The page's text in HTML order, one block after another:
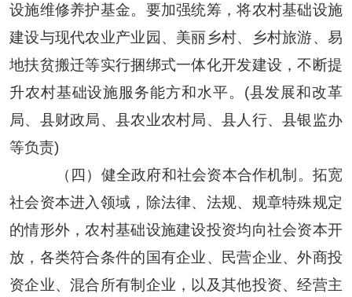
设施维修养护基金。要加强统筹，将农村基础设施
建设与现代农业产业园、美丽乡村、乡村旅游、易
地扶贫搬迁等实行捆绑式一体化开发建设，不断提
升农村基础设施服务能方和水平。(县发展和改革
局、县财政局、县农业农村局、县人行、县银监办
等负责)
（四）健全政府和社会资本合作机制。拓宽
社会资本进入领域，除法律、法规、规章特殊规定
的情形外，农村基础设施建设投资均向社会资本开
放，各类符合条件的国有企业、民营企业、外商投
资企业、混合所有制企业，以及其他投资、经营主